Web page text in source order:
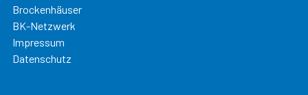
Brockenhäuser
BK-Netzwerk
Impressum
Datenschutz